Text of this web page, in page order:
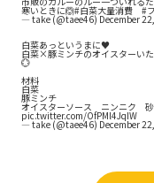
寒いときに🙆#白菜大量消費 #
— take (@taee46)December
白菜あっというまに♥️
白菜×豚ミンチのオイスターい
💮
材料
白菜
豚ミンチ
オイスターソース ニンニク 砂
pic.twitter.com/OfPMl4JqIW
— take (@taee46) December